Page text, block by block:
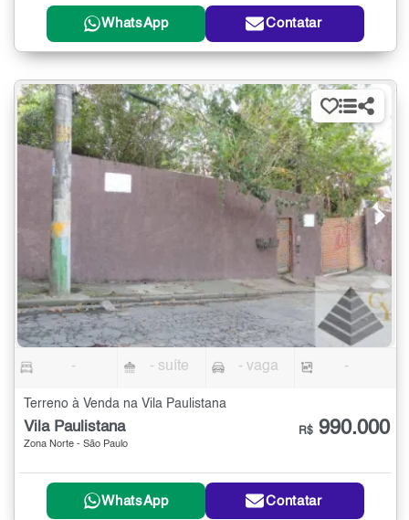
WhatsApp Contatar
- - suíte - vaga -
Terreno à Venda na Vila Paulistana
Vila Paulistana
Zona Norte - São Paulo
R$ 990.000
WhatsApp Contatar